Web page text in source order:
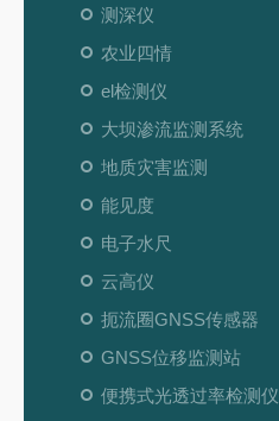
测深仪
农业四情
el检测仪
大坝渗流监测系统
地质灾害监测
能见度
电子水尺
云高仪
扼流圈GNSS传感器
GNSS位移监测站
便携式光透过率检测仪